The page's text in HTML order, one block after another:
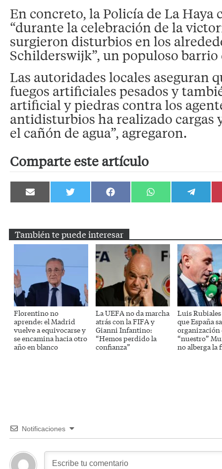
En concreto, la Policía de La Haya
“durante la celebración de la
surgieron disturbios en los
Schilderswijk”, un populoso barrio
Las autoridades locales aseguran
fuegos artificiales pesados y
artificial y piedras contra los
antidisturbios ha realizado cargas
el cañón de agua”, agregaron.
Comparte este artículo
Compartir
en
Compartir
en
Compartir
en
Compartir
en
Compartir
en
También te puede interesar
Florentino no
aprende: el Madrid
vuelve a equivocarse y
se encamina hacia otro
año en blanco
La UEFA no da marcha
atrás con la FIFA y
Gianni Infantino:
“Hemos perdido la
confianza”
Luis
que España
organización
“nuestro”
no alberga la
Notificaciones